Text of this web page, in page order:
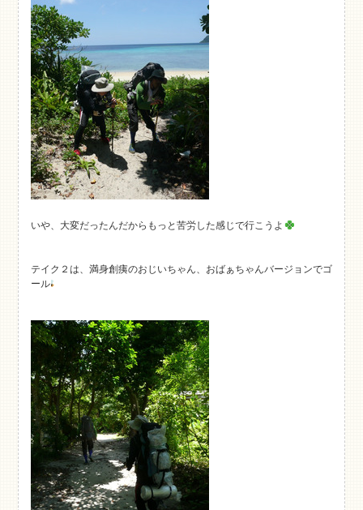
いや、大変だったんだからもっと苦労した感じで行こうよ
テイク２は、満身創痍のおじいちゃん、おばぁちゃんバージョンでゴ
ール